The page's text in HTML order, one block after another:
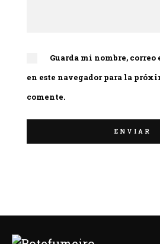
Guarda mi nombre,
en este navegador para la
comente.